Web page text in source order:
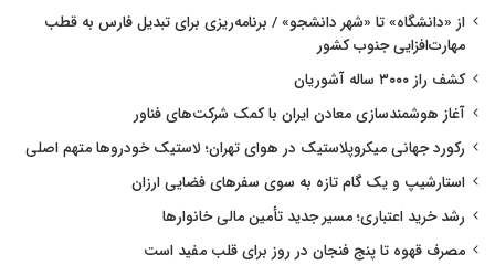
از «دانشگاه» تا «شهر دانشجو» / برنامه‌ریزی برای تبدیل فارس به قطب
مهارت‌افزایی جنوب کشور
کشف راز ۳۰۰۰ ساله آشوریان
آغاز هوشمندسازی معادن ایران با کمک شرکت‌های فناور
رکورد جهانی میکروپلاستیک در هوای تهران؛ لاستیک خودروها متهم اصلی
استارشیپ و یک گام تازه به سوی سفرهای فضایی ارزان
رشد خرید اعتباری؛ مسیر جدید تأمین مالی خانوارها
مصرف قهوه تا پنج فنجان در روز برای قلب مفید است